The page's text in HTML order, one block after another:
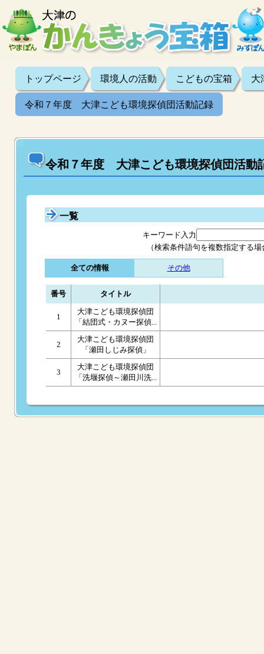
トップページ 環境人の活動 こどもの宝箱 大
令和７年度 大津こども環境探偵団活動記録
令和７年度 大津こども環境探偵団活動
一覧
キーワード入力
（検索条件語句を複数指定する
全ての情報 その他
番号 タイトル
1
大津こども環境探偵団
「結団式・カヌー探偵...
2
大津こども環境探偵団
「瀬田しじみ探偵」
3
大津こども環境探偵団
「洗堰探偵～瀬田川洗...